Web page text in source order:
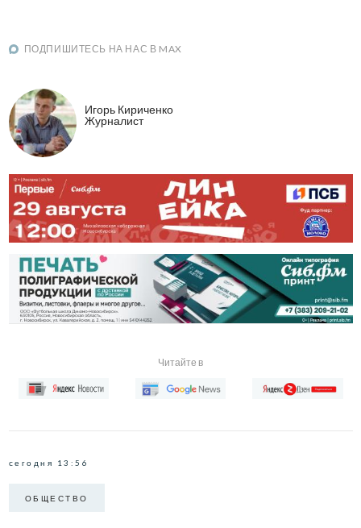
ПОДПИШИТЕСЬ НА НАС В MAX
Игорь Кириченко
Журналист
Читайте в
сегодня 13:56
ОБЩЕСТВО